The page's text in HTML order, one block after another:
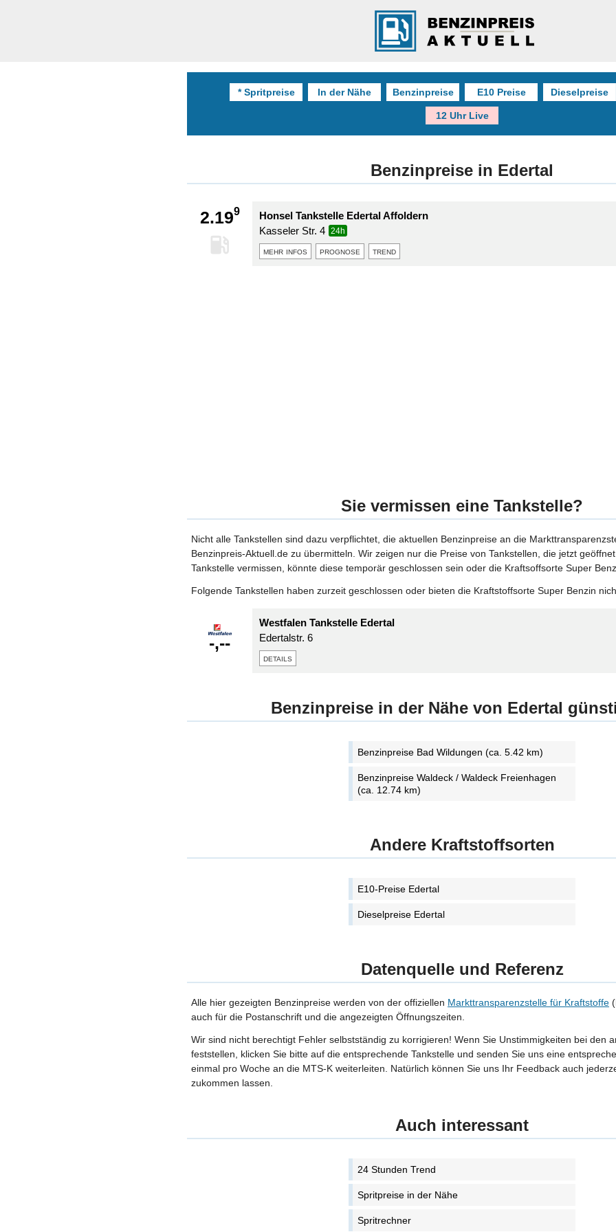
* Spritpreise In der Nähe Benzinpreise E10 Preise Dieselpreise
12 Uhr Live
Benzinpreise in Edertal
2.199
Honsel Tankstelle Edertal Affoldern
Kasseler Str. 4
24h
mehr infos prognose trend
Sie vermissen eine Tankstelle?
Nicht alle Tankstellen sind dazu verpflichtet, die aktuellen Benzinpreise an die
Benzinpreis-Aktuell.de zu übermitteln. Wir zeigen nur die Preise von Tankstellen, die jetzt
Tankstelle vermissen, könnte diese temporär geschlossen sein oder die Kraftsoffsorte Super
Folgende Tankstellen haben zurzeit geschlossen oder bieten die Kraftstoffsorte Super Benzin
-,--
Westfalen Tankstelle Edertal
Edertalstr. 6
details
Benzinpreise in der Nähe von Edertal
Benzinpreise Bad Wildungen (ca. 5.42 km)
Benzinpreise Waldeck / Waldeck Freienhagen
(ca. 12.74 km)
Andere Kraftstoffsorten
E10-Preise Edertal
Dieselpreise Edertal
Datenquelle und Referenz
Alle hier gezeigten Benzinpreise werden von der offiziellen Markttransparenzstelle für Kraftstoffe
auch für die Postanschrift und die angezeigten Öffnungszeiten.
Wir sind nicht berechtigt Fehler selbstständig zu korrigieren! Wenn Sie Unstimmigkeiten bei den
feststellen, klicken Sie bitte auf die entsprechende Tankstelle und senden Sie uns eine
einmal pro Woche an die MTS-K weiterleiten. Natürlich können Sie uns Ihr Feedback auch
zukommen lassen.
Auch interessant
24 Stunden Trend
Spritpreise in der Nähe
Spritrechner